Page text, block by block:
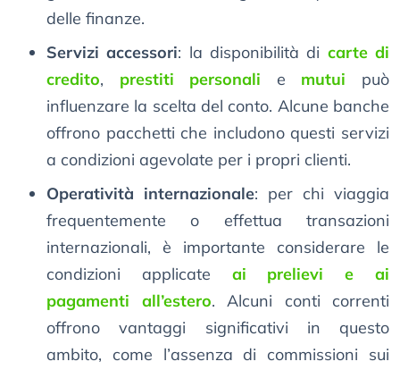
delle finanze.
Servizi accessori: la disponibilità di carte di
credito, prestiti personali e mutui può
influenzare la scelta del conto. Alcune banche
offrono pacchetti che includono questi servizi
a condizioni agevolate per i propri clienti.
Operatività internazionale: per chi viaggia
frequentemente o effettua transazioni
internazionali, è importante considerare le
condizioni applicate ai prelievi e ai
pagamenti all’estero. Alcuni conti correnti
offrono vantaggi significativi in questo
ambito, come l’assenza di commissioni sui